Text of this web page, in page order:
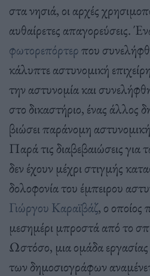
στα νησιά, οι αρχές
αυθαίρετες απαγορεύσεις.
φωτορεπόρτερπου
κάλυπτε αστυνομική
την αστυνομία και
στο δικαστήριο, ένας άλλος
βιώσει παράνομη
Παρά τις διαβεβαιώσεις για
δεν έχουν μέχρι στιγμής
δολοφονία του έμπειρου
Γιώργου Καραϊβάζ, ο
μεσημέρι μπροστά από το
Ωστόσο, μια ομάδα
των δημοσιογράφων